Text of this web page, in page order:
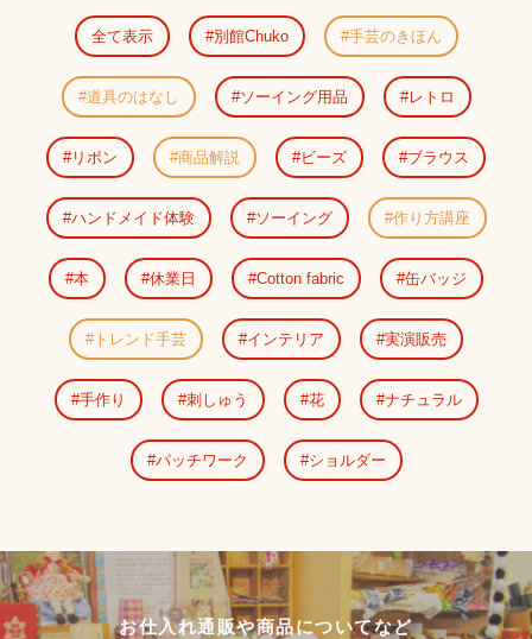
全て表示 別館Chuko 手芸のきほん
道具のはなし ソーイング用品 レトロ
リボン 商品解説 ビーズ ブラウス
ハンドメイド体験 ソーイング 作り方講座
本 休業日 Cotton fabric 缶バッジ
トレンド手芸 インテリア 実演販売
手作り 刺しゅう 花 ナチュラル
パッチワーク ショルダー
お仕入れ通販や商品についてなど